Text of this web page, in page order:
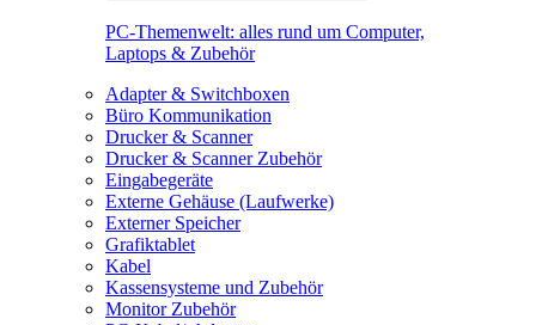
PC-Themenwelt: alles rund um Computer,
Laptops & Zubehör
Adapter & Switchboxen
Büro Kommunikation
Drucker & Scanner
Drucker & Scanner Zubehör
Eingabegeräte
Externe Gehäuse (Laufwerke)
Externer Speicher
Grafiktablet
Kabel
Kassensysteme und Zubehör
Monitor Zubehör